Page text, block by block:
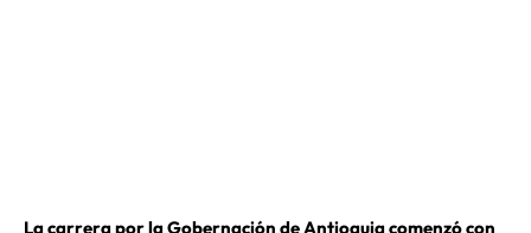
La carrera por la Gobernación de Antioquia comenzó con